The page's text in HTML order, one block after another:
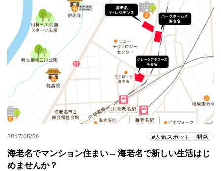
2017/05/20 人気スポット・開発
海老名でマンション住まい – 海老名で新しい生活はじ
めませんか？